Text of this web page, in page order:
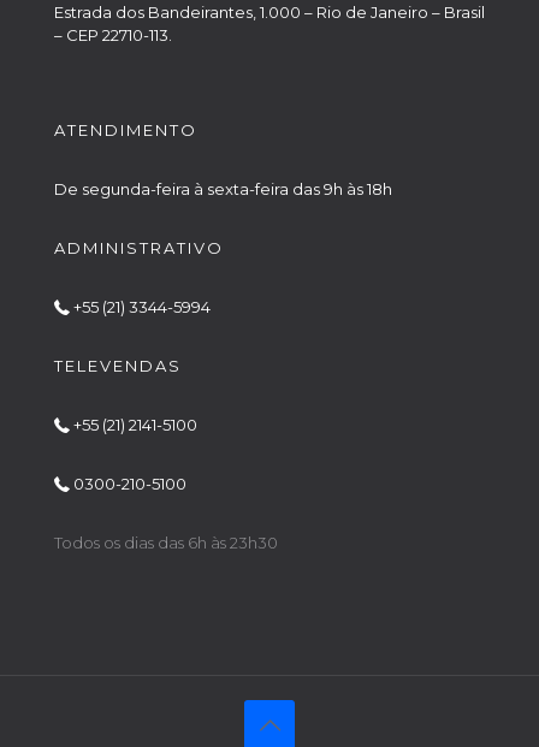
Estrada dos Bandeirantes, 1.000 – Rio de Janeiro – Brasil
– CEP 22710-113.
ATENDIMENTO
De segunda-feira à sexta-feira das 9h às 18h
ADMINISTRATIVO
+55 (21) 3344-5994
TELEVENDAS
+55 (21) 2141-5100
0300-210-5100
Todos os dias das 6h às 23h30